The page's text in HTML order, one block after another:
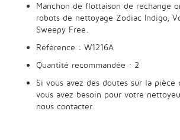
Manchon de flottaison de rechange
robots de nettoyage Zodiac Indigo,
Sweepy Free.
Référence : W1216A
Quantité recommandée : 2
Si vous avez des doutes sur la pièce
vous avez besoin pour votre
nous contacter.